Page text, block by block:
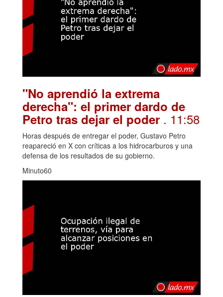
"No aprendió la extrema
derecha": el primer dardo de
Petro tras dejar el poder . 11:58
Horas después de entregar el poder, Gustavo Petro
reapareció en X con críticas a los hidrocarburos y una
defensa de los resultados de su gobierno.
Minuto60